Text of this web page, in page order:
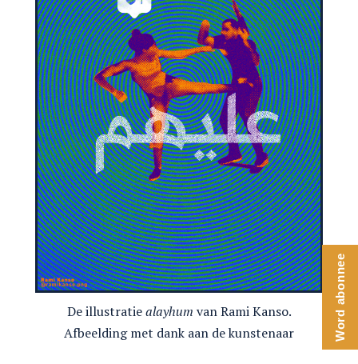
De illustratiealayhum van Rami Kanso.
Afbeelding met dank aan de kunstenaar
Word abonnee